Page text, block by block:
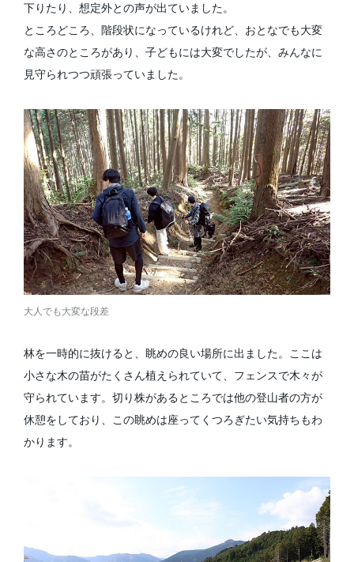
下りたり、想定外との声が出ていました。
ところどころ、階段状になっているけれど、おとなでも大変
な高さのところがあり、子どもには大変でしたが、みんなに
見守られつつ頑張っていました。
大人でも大変な段差
林を一時的に抜けると、眺めの良い場所に出ました。ここは
小さな木の苗がたくさん植えられていて、フェンスで木々が
守られています。切り株があるところでは他の登山者の方が
休憩をしており、この眺めは座ってくつろぎたい気持ちもわ
かります。